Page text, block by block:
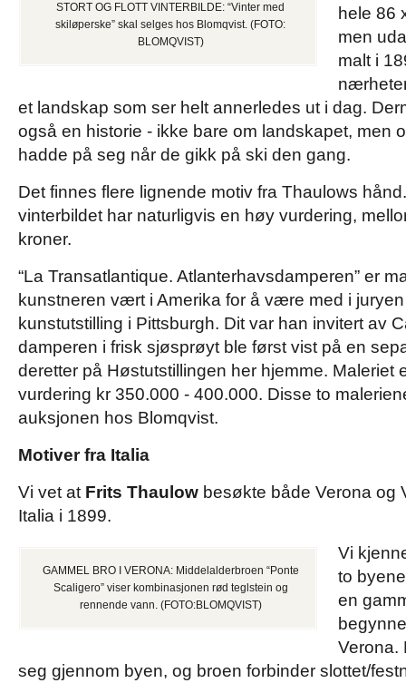
STORT OG FLOTT VINTERBILDE: “Vinter med
skiløperske” skal selges hos Blomqvist. (FOTO:
BLOMQVIST)
hele 86
men
malt i
et landskap som ser helt annerledes ut i dag.
også en historie - ikke bare om landskapet, men
hadde på seg når de gikk på ski den gang.
Det finnes flere lignende motiv fra Thaulows
vinterbildet har naturligvis en høy vurdering,
kroner.
“La Transatlantique. Atlanterhavsdamperen” er
kunstneren vært i Amerika for å være med i
kunstutstilling i Pittsburgh. Dit var han invitert av
damperen i frisk sjøsprøyt ble først vist på en
deretter på Høstutstillingen her hjemme. Maleriet
vurdering kr 350.000 - 400.000. Disse to
auksjonen hos Blomqvist.
Motiver fra Italia
Vi vet at Frits Thaulow besøkte både Verona og
Italia i 1899.
GAMMEL BRO I VERONA: Middelalderbroen “Ponte
Scaligero” viser kombinasjonen rød teglstein og
rennende vann. (FOTO:BLOMQVIST)
Vi
to
en
Verona.
seg gjennom byen, og broen forbinder slottet/